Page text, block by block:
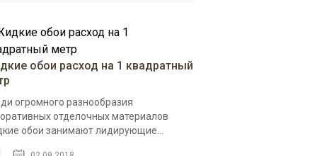
обои расход на 1 квадратный
огромного разнообразия
отделочных материалов
обои занимают лидирующие...